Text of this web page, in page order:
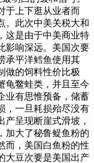
于上下逛从业者而
。此次中美关税大和
这是由于中美商业特
影响深远。美国次要
承平洋鳕鱼使用其
做的饲料性价比极
龟鳖蛙类，并且至今
业有思惟预备，储蓄
，一旦耗损殆尽没有
产呈现断崖式滑坡，
加大了秘鲁鳀鱼粉的
而，美国白鱼粉的性
大豆次要是美国出产